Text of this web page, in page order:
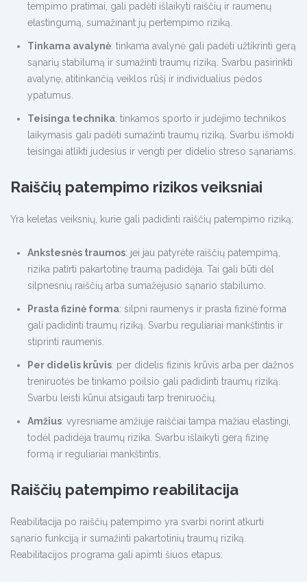
tempimo pratimai, gali padėti išlaikyti raiščių ir raumenų
elastingumą, sumažinant jų pertempimo riziką.
Tinkama avalynė: tinkama avalynė gali padėti užtikrinti gerą
sąnarių stabilumą ir sumažinti traumų riziką. Svarbu pasirinkti
avalynę, atitinkančią veiklos rūšį ir individualius pėdos
ypatumus.
Teisinga technika: tinkamos sporto ir judėjimo technikos
laikymasis gali padėti sumažinti traumų riziką. Svarbu išmokti
teisingai atlikti judesius ir vengti per didelio streso sąnariams.
Raiščių patempimo rizikos veiksniai
Yra keletas veiksnių, kurie gali padidinti raiščių patempimo riziką:
Ankstesnės traumos: jei jau patyrėte raiščių patempimą,
rizika patirti pakartotinę traumą padidėja. Tai gali būti dėl
silpnesnių raiščių arba sumažėjusio sąnario stabilumo.
Prasta fizinė forma: silpni raumenys ir prasta fizinė forma
gali padidinti traumų riziką. Svarbu reguliariai mankštintis ir
stiprinti raumenis.
Per didelis krūvis: per didelis fizinis krūvis arba per dažnos
treniruotės be tinkamo poilsio gali padidinti traumų riziką.
Svarbu leisti kūnui atsigauti tarp treniruočių.
Amžius: vyresniame amžiuje raiščiai tampa mažiau elastingi,
todėl padidėja traumų rizika. Svarbu išlaikyti gerą fizinę
formą ir reguliariai mankštintis.
Raiščių patempimo reabilitacija
Reabilitacija po raiščių patempimo yra svarbi norint atkurti
sąnario funkciją ir sumažinti pakartotinių traumų riziką.
Reabilitacijos programa gali apimti šiuos etapus: